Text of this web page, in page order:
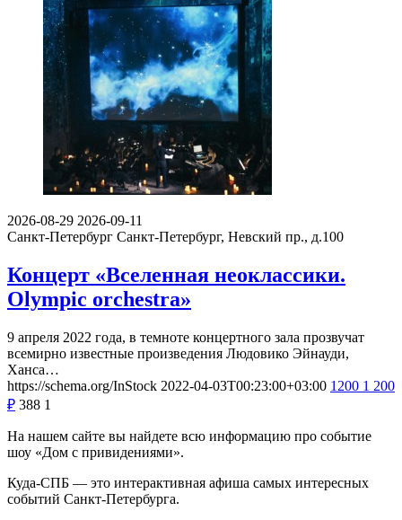
2026-08-29 2026-09-11
Санкт-Петербург Санкт-Петербург, Невский пр., д.100
Концерт «Вселенная неоклассики.
Olympic orchestra»
9 апреля 2022 года, в темноте концертного зала прозвучат
всемирно известные произведения Людовико Эйнауди,
Ханса…
https://schema.org/InStock 2022-04-03T00:23:00+03:00 1200 1 200
₽ 388 1
На нашем сайте вы найдете всю информацию про событие
шоу «Дом с привидениями».
Куда-СПБ — это интерактивная афиша самых интересных
событий Санкт-Петербурга.